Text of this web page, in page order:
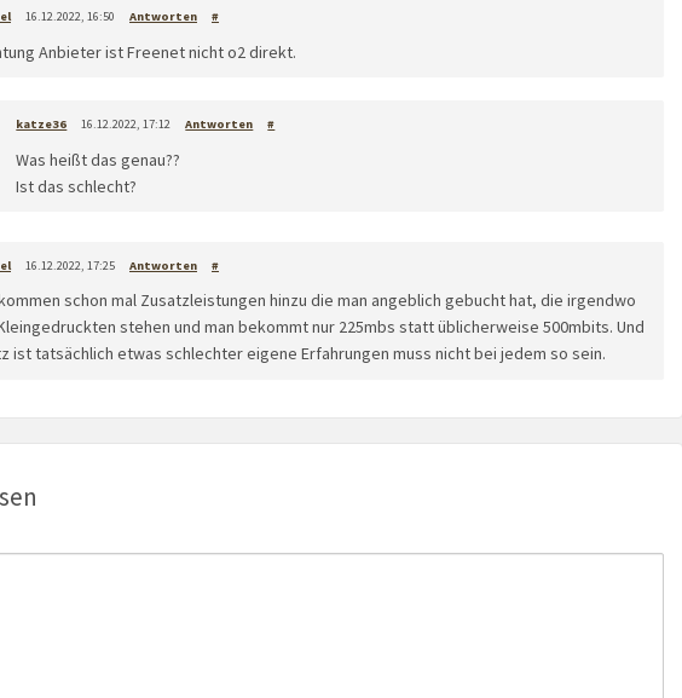
16.12.2022, 16:50 Antworten #
Anbieter ist Freenet nicht o2 direkt.
katze36 16.12.2022, 17:12 Antworten #
Was heißt das genau??
Ist das schlecht?
16.12.2022, 17:25 Antworten #
schon mal Zusatzleistungen hinzu die man angeblich gebucht hat, die irgendwo
stehen und man bekommt nur 225mbs statt üblicherweise 500mbits. Und
ist tatsächlich etwas schlechter eigene Erfahrungen muss nicht bei jedem so sein.